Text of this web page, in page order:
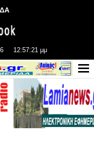
12:57:21 μμ